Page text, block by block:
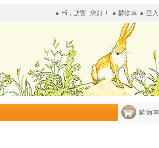
● 登入
● 購物車
● Hi， 訪客 您好！
購物車